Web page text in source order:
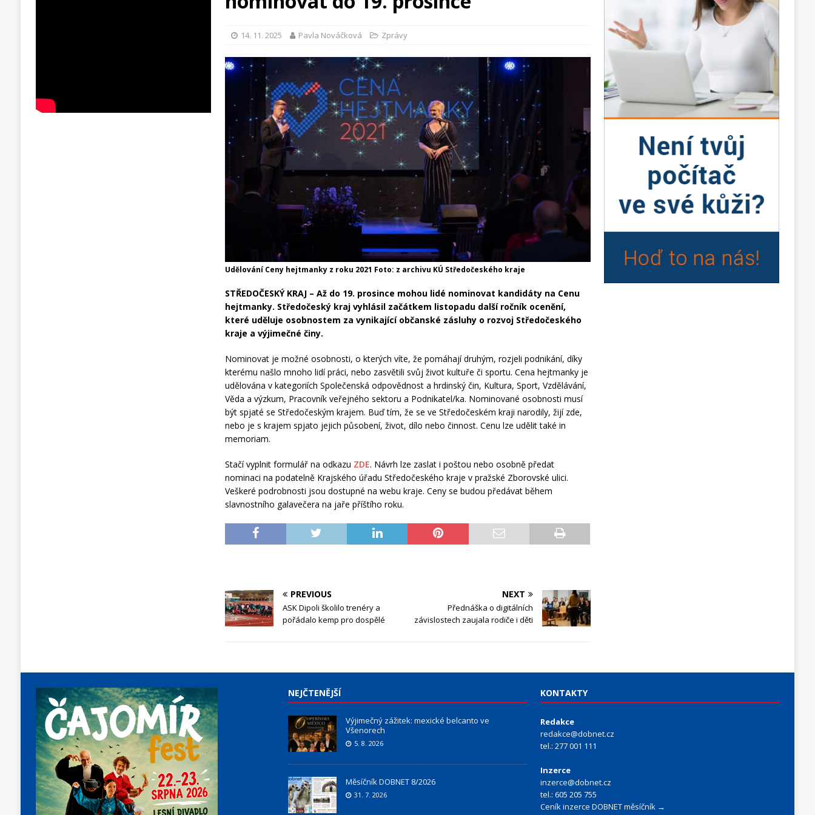
14. 11. 2025 Pavla Nováčková Zprávy
Udělování Ceny hejtmanky z roku 2021 Foto: z archivu KÚ Středočeského kraje
STŘEDOČESKÝ KRAJ – Až do 19. prosince mohou lidé nominovat kandidáty na Cenu
hejtmanky. Středočeský kraj vyhlásil začátkem listopadu další ročník ocenění,
které uděluje osobnostem za vynikající občanské zásluhy o rozvoj Středočeského
kraje a výjimečné činy.
Nominovat je možné osobnosti, o kterých víte, že pomáhají druhým, rozjeli podnikání, díky
kterému našlo mnoho lidí práci, nebo zasvětili svůj život kultuře či sportu. Cena hejtmanky je
udělována v kategoriích Společenská odpovědnost a hrdinský čin, Kultura, Sport, Vzdělávání,
Věda a výzkum, Pracovník veřejného sektoru a Podnikatel/ka. Nominované osobnosti musí
být spjaté se Středočeským krajem. Buď tím, že se ve Středočeském kraji narodily, žijí zde,
nebo je s krajem spjato jejich působení, život, dílo nebo činnost. Cenu lze udělit také in
memoriam.
Stačí vyplnit formulář na odkazu ZDE. Návrh lze zaslat i poštou nebo osobně předat
nominaci na podatelně Krajského úřadu Středočeského kraje v pražské Zborovské ulici.
Veškeré podrobnosti jsou dostupné na webu kraje. Ceny se budou předávat během
slavnostního galavečera na jaře příštího roku.
PREVIOUS
ASK Dipoli školilo trenéry a
pořádalo kemp pro dospělé
NEXT
Přednáška o digitálních
závislostech zaujala rodiče i děti
NEJČTENĚJŠÍ
Výjimečný zážitek: mexické belcanto ve
Všenorech
5. 8. 2026
Měsíčník DOBNET 8/2026
31. 7. 2026
KONTAKTY
Redakce
redakce@dobnet.cz
tel.: 277 001 111
Inzerce
inzerce@dobnet.cz
tel.: 605 205 755
Ceník inzerce DOBNET měsíčník →